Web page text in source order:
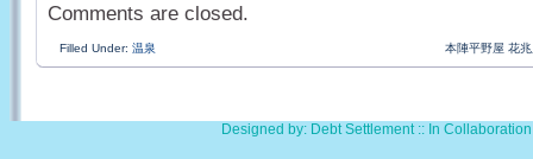
Comments are closed.
Filled Under: 温泉 本陣平野屋 花
Designed by: Debt Settlement :: In